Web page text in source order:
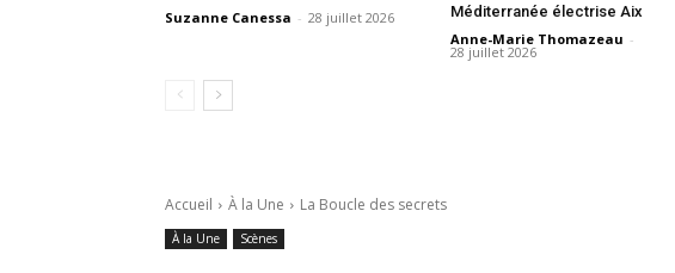
Suzanne Canessa - 28 juillet 2026
Méditerranée électrise Aix
Anne-Marie Thomazeau -
28 juillet 2026